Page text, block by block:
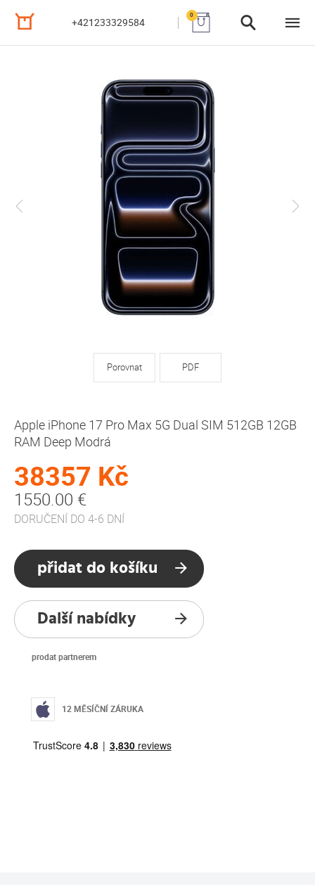
+421233329584
0
Porovnat PDF
Apple iPhone 17 Pro Max 5G Dual SIM 512GB 12GB
RAM Deep Modrá
38357 Kč
1550.00 €
DORUČENÍ DO 4-6 DNÍ
přidat do košíku
Další nabídky
prodat partnerem
12 MĚSÍČNÍ ZÁRUKA